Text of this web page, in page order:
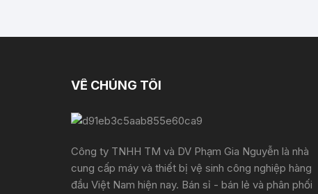
VỀ CHÚNG TÔI
Công ty TNHH TM và DV Phạm Gia Nguyễn là nhà
cung cấp máy và thiết bị vệ sinh công nghiệp hàng
đầu Việt Nam hiện nay. Bán sỉ - bán lẻ và phân phối